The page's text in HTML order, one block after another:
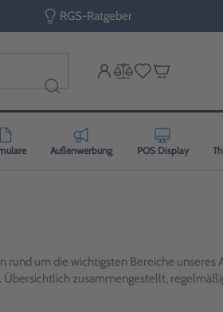
RGS-Ratgeber
Außenwerbung POS Display
um die wichtigsten Bereiche
zusammengestellt,